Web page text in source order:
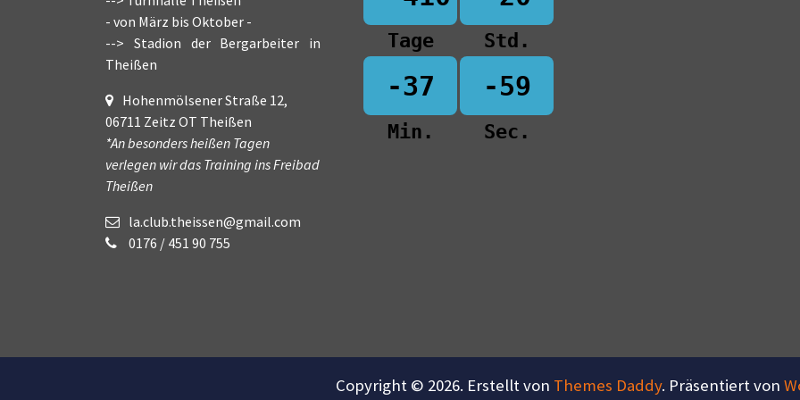
- von März bis Oktober -
--> Stadion der Bergarbeiter in
Theißen
Hohenmölsener Straße 12,
06711 Zeitz OT Theißen
*An besonders heißen Tagen
verlegen wir das Training ins Freibad
Theißen
la.club.theissen@gmail.com
0176 / 451 90 755
Tage Std.
-37
Min.
-59
Sec.
Copyright © 2026. Erstellt von Themes Daddy. Präsentiert von